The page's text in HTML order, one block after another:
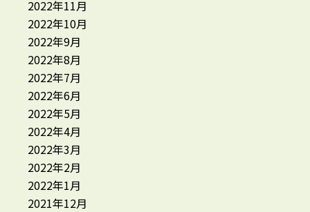
2022年11月
2022年10月
2022年9月
2022年8月
2022年7月
2022年6月
2022年5月
2022年4月
2022年3月
2022年2月
2022年1月
2021年12月